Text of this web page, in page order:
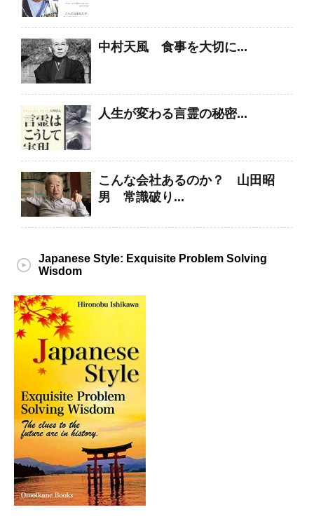
中村天風 食事を大切に...
人生が変わる言霊の秘密...
こんな会社あるのか？ 山田昭
男 常識破り...
Japanese Style: Exquisite Problem Solving
Wisdom